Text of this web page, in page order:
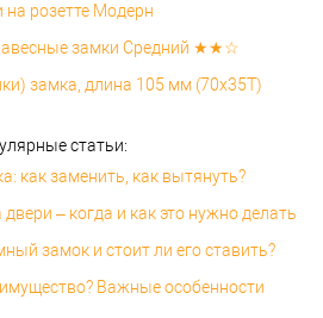
на розетте Модерн
замки Средний ★★☆
замка, длина 105 мм (70x35T)
статьи:
как заменить, как вытянуть?
– когда и как это нужно делать
замок и стоит ли его ставить?
Важные особенности